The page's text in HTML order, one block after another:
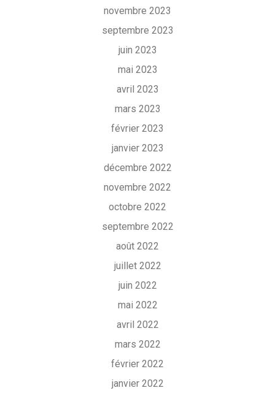
novembre 2023
septembre 2023
juin 2023
mai 2023
avril 2023
mars 2023
février 2023
janvier 2023
décembre 2022
novembre 2022
octobre 2022
septembre 2022
août 2022
juillet 2022
juin 2022
mai 2022
avril 2022
mars 2022
février 2022
janvier 2022